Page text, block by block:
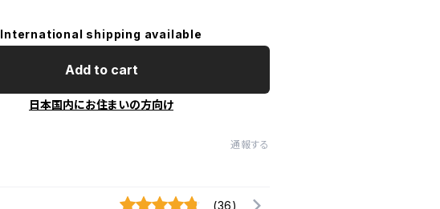
International shipping available
Add to cart
日本国内にお住まいの方向け
通報する
(36)